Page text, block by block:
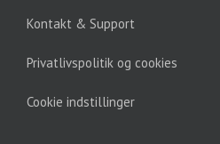
Kontakt & Support
Privatlivspolitik og cookies
Cookie indstillinger